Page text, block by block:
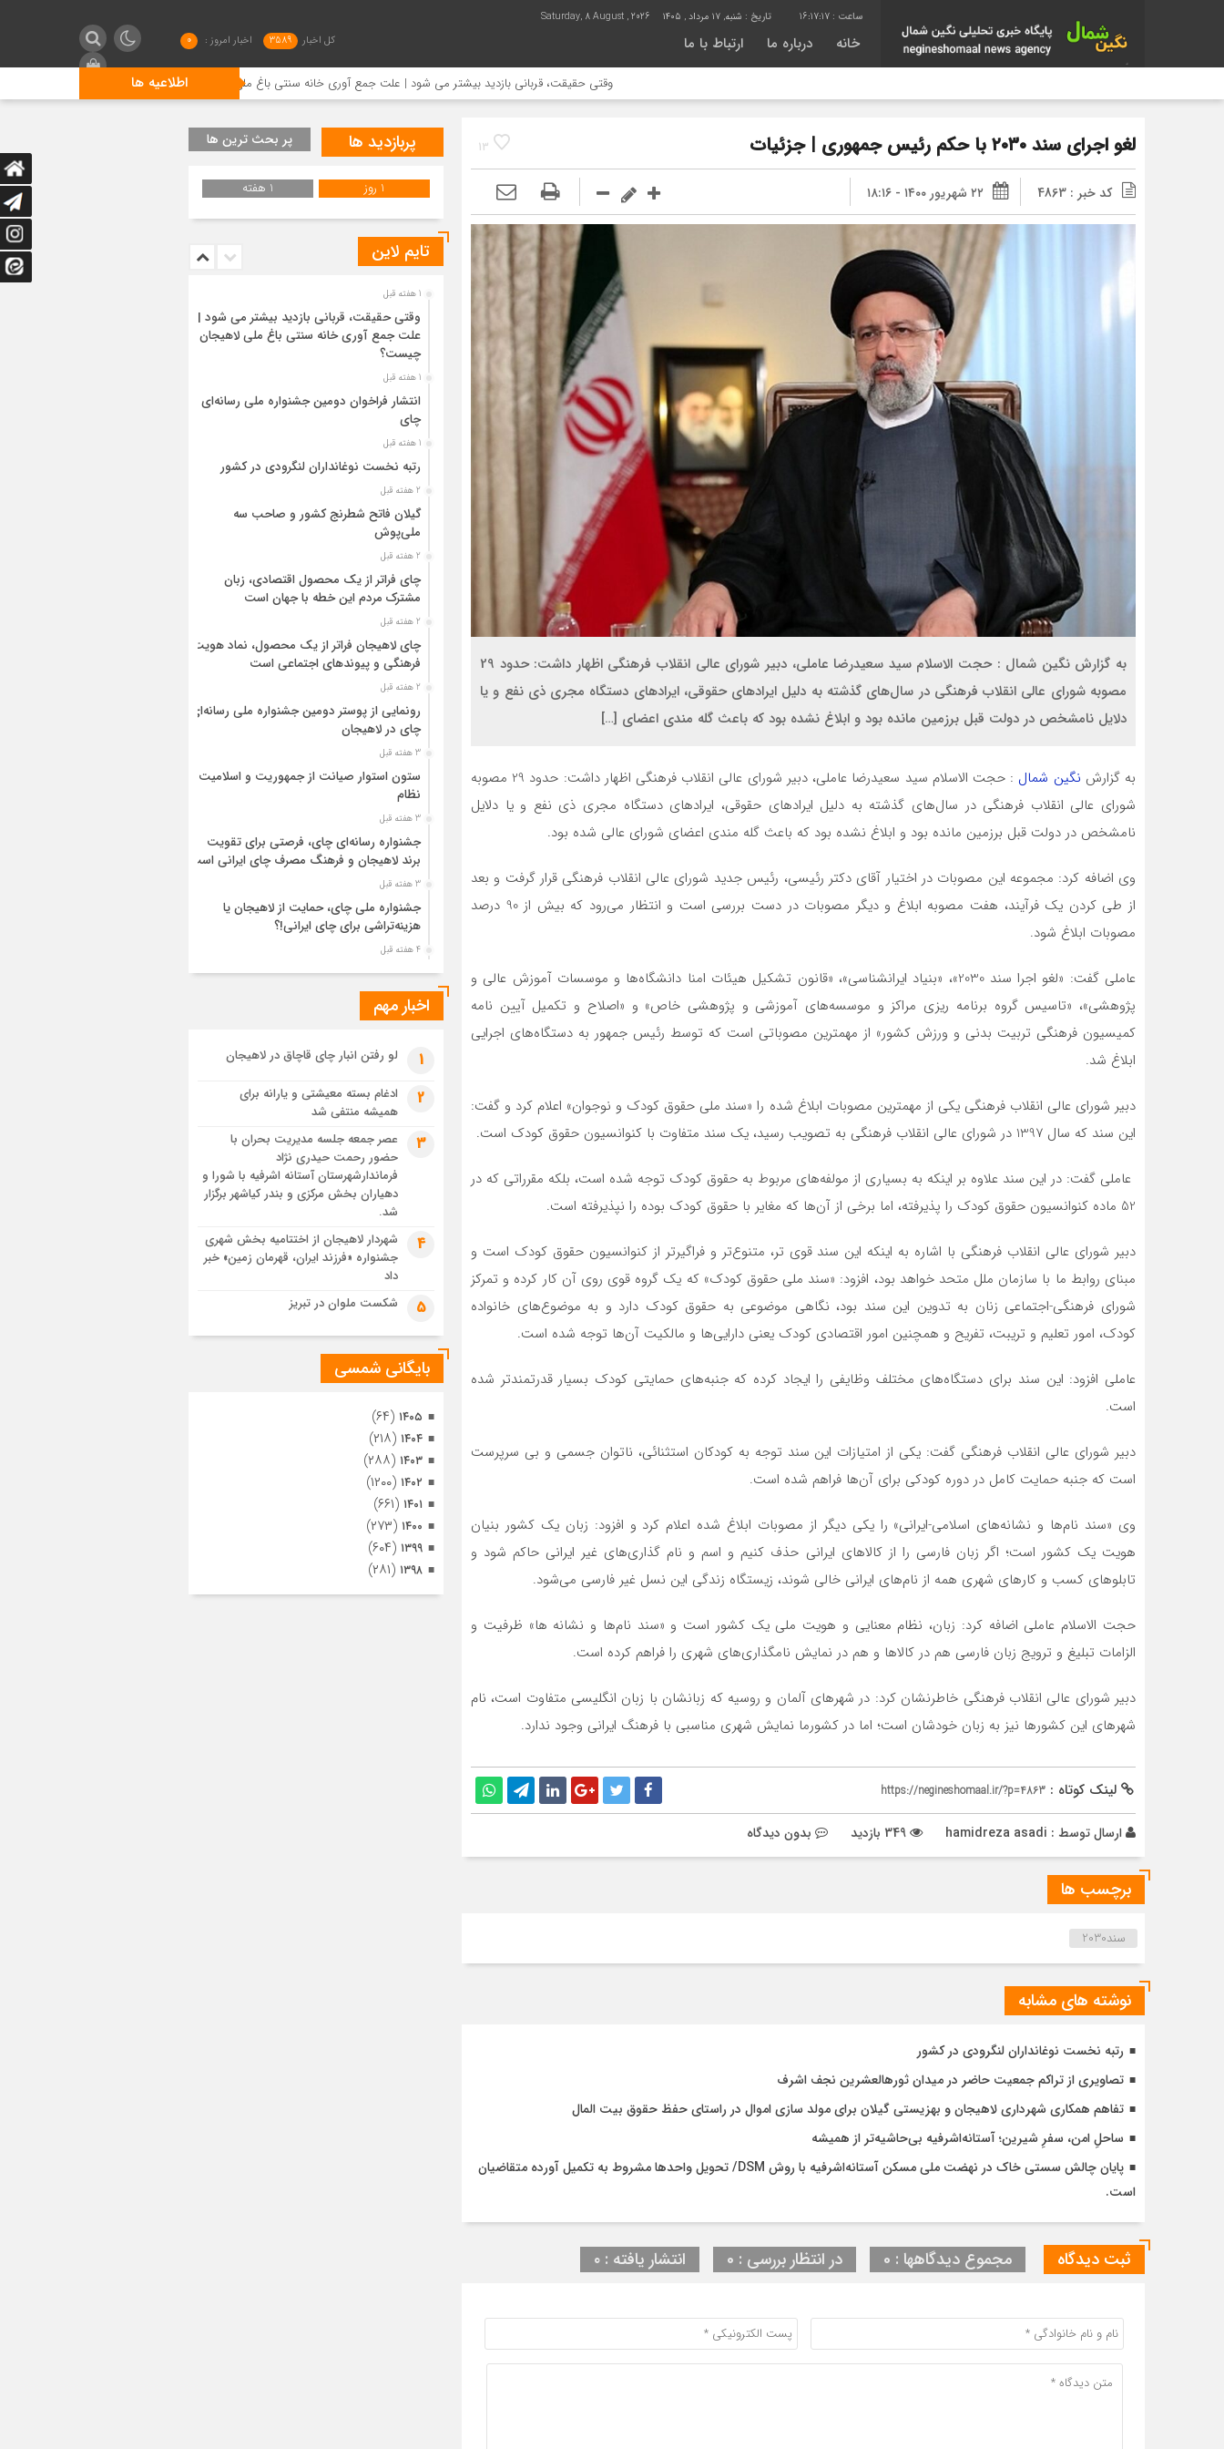
16:17:17 تاریخ : شنبه, ۱۷ مرداد , ۱۴۰۵ Saturday, 8 August , 2026
خانه درباره ما ارتباط با ما کل اخبار 3589 اخبار امروز : 0
اطلاعیه ها وقتی حقیقت، قربانی بازدید بیشتر می شود | علت جمع آوری خانه سنتی باغ ملی لاهیجان چیست؟
13 لغو اجرای سند ۲۰۳۰ با حکم رئیس جمهوری | جزئیات
کد خبر : 4863 ۲۲ شهریور ۱۴۰۰ - ۱۸:۱۶
به گزارش نگین شمال : حجت الاسلام سید سعیدرضا عاملی، دبیر شورای عالی انقلاب فرهنگی اظهار داشت: حدود 29
مصوبه شورای عالی انقلاب فرهنگی در سال‌های گذشته به دلیل ایراد‌های حقوقی، ایراد‌های دستگاه مجری ذی نفع و یا
دلایل نامشخص در دولت قبل برزمین مانده بود و ابلاغ نشده بود که باعث گله مندی اعضای […]
به گزارش نگین شمال
: حجت الاسلام سید سعیدرضا عاملی، دبیر شورای عالی انقلاب فرهنگی اظهار داشت: حدود 29 مصوبه
شورای عالی انقلاب فرهنگی در سال‌های گذشته به دلیل ایراد‌های حقوقی، ایراد‌های دستگاه مجری ذی نفع و یا دلایل
نامشخص در دولت قبل برزمین مانده بود و ابلاغ نشده بود که باعث گله مندی اعضای شورای عالی شده بود.
وی اضافه کرد: مجموعه این مصوبات در اختیار آقای دکتر رئیسی، رئیس جدید شورای عالی انقلاب فرهنگی قرار گرفت و بعد
از طی کردن یک فرآیند، هفت مصوبه ابلاغ و دیگر مصوبات در دست بررسی است و انتظار می‌رود که بیش از 90 درصد
مصوبات ابلاغ شود.
عاملی گفت: «لغو اجرا سند 2030»، «بنیاد ایرانشناسی»، «قانون تشکیل هیئات امنا دانشگاه‌ها و موسسات آموزش عالی و
پژوهشی»، «تاسیس گروه برنامه ریزی مراکز و موسسه‌های آموزشی و پژوهشی خاص» و «اصلاح و تکمیل آیین نامه
کمیسیون فرهنگی تربیت بدنی و ورزش کشور» از مهمترین مصوباتی است که توسط رئیس جمهور به دستگاه‌های اجرایی
ابلاغ شد.
دبیر شورای عالی انقلاب فرهنگی یکی از مهمترین مصوبات ابلاغ شده را «سند ملی حقوق کودک و نوجوان» اعلام کرد و گفت:
این سند که سال 1397 در شورای عالی انقلاب فرهنگی به تصویب رسید، یک سند متفاوت با کنوانسیون حقوق کودک است.
عاملی گفت: در این سند علاوه بر اینکه به بسیاری از مولفه‌های مربوط به حقوق کودک توجه شده است، بلکه مقرراتی که در
52 ماده کنوانسیون حقوق کودک را پذیرفته، اما برخی از آن‌ها که مغایر با حقوق کودک بوده را نپذیرفته است.
دبیر شورای عالی انقلاب فرهنگی با اشاره به اینکه این سند قوی تر، متنوع‌تر و فراگیر‌تر از کنوانسیون حقوق کودک است و
مبنای روابط ما با سازمان ملل متحد خواهد بود، افزود: «سند ملی حقوق کودک» که یک گروه قوی روی آن کار کرده و تمرکز
شورای فرهنگی-اجتماعی زنان به تدوین این سند بود، نگاهی موضوعی به حقوق کودک دارد و به موضوع‌های خانواده
کودک، امور تعلیم و تریبت، تفریح و همچنین امور اقتصادی کودک یعنی دارایی‌ها و مالکیت آن‌ها توجه شده است.
عاملی افزود: این سند برای دستگاه‌های مختلف وظایفی را ایجاد کرده که جنبه‌های حمایتی کودک بسیار قدرتمند‌تر شده
است.
دبیر شورای عالی انقلاب فرهنگی گفت: یکی از امتیازات این سند توجه به کودکان استثنائی، ناتوان جسمی و بی سرپرست
است که جنبه حمایت کامل در دوره کودکی برای آن‌ها فراهم شده است.
وی «سند نام‌ها و نشانه‌های اسلامی-ایرانی» را یکی دیگر از مصوبات ابلاغ شده اعلام کرد و افزود: زبان یک کشور بنیان
هویت یک کشور است؛ اگر زبان فارسی را از کالا‌های ایرانی حذف کنیم و اسم و نام گذاری‌های غیر ایرانی حاکم شود و
تابلو‌های کسب و کار‌های شهری همه از نام‌های ایرانی خالی شوند، زیستگاه زندگی این نسل غیر فارسی می‌شود.
حجت الاسلام عاملی اضافه کرد: زبان، نظام معنایی و هویت ملی یک کشور است و «سند نام‌ها و نشانه ها» ظرفیت و
الزامات تبلیغ و ترویج زبان فارسی هم در کالا‌ها و هم در نمایش نامگذاری‌های شهری را فراهم کرده است.
دبیر شورای عالی انقلاب فرهنگی خاطرنشان کرد: در شهر‌های آلمان و روسیه که زبانشان با زبان انگلیسی متفاوت است، نام
شهر‌های این کشور‌ها نیز به زبان خودشان است؛ اما در کشورما نمایش شهری مناسبی با فرهنگ ایرانی وجود ندارد.
لینک کوتاه : https://negineshomaal.ir/?p=4863
ارسال توسط : hamidreza asadi بدون دیدگاه
برچسب ها
سند2030
نوشته های مشابه
رتبه نخست نوغانداران لنگرودی در کشور
تصاویری از تراکم جمعیت حاضر در میدان ثورهالعشرین نجف اشرف
تفاهم همکاری شهرداری لاهیجان و بهزیستی گیلان برای مولد سازی اموال در راستای حفظ حقوق بیت المال
ساحلِ امن، سفرِ شیرین؛ آستانه‌اشرفیه بی‌حاشیه‌تر از همیشه
پایان چالش سستی خاک در نهضت ملی مسکن آستانه‌اشرفیه با روش DSM/ تحویل واحدها مشروط به تکمیل آورده متقاضیان
است.
ثبت دیدگاه مجموع دیدگاهها : 0 در انتظار بررسی : 0 انتشار یافته : ۰
پربازدید ها پر بحث ترین ها
1 روز 1 هفته
تایم لاین
1 هفته قبل
وقتی حقیقت، قربانی بازدید بیشتر می شود |
علت جمع آوری خانه سنتی باغ ملی لاهیجان
چیست؟
1 هفته قبل
انتشار فراخوان دومین جشنواره ملی رسانه‌ای
چای
1 هفته قبل
رتبه نخست نوغانداران لنگرودی در کشور
2 هفته قبل
گیلان فاتح شطرنج کشور و صاحب سه
ملی‌پوش
2 هفته قبل
چای فراتر از یک محصول اقتصادی، زبان
مشترک مردم این خطه با جهان است
2 هفته قبل
چای لاهیجان فراتر از یک محصول، نماد هویت
فرهنگی و پیوندهای اجتماعی است
2 هفته قبل
رونمایی از پوستر دومین جشنواره ملی رسانه‌ای
چای در لاهیجان
3 هفته قبل
ستون استوار صیانت از جمهوریت و اسلامیت
نظام
3 هفته قبل
جشنواره رسانه‌ای چای، فرصتی برای تقویت
برند لاهیجان و فرهنگ مصرف چای ایرانی است
3 هفته قبل
جشنواره ملی چای، حمایت از لاهیجان یا
هزینه‌تراشی برای چای ایرانی!؟
4 هفته قبل
پیکر مطهر رهبر شهید انقلاب در حرم مطهر
رضوی آرام گرفت
آخر در آستان امام رئوف
تصاویر هوایی مراسم تشییع پیکر مطهر آقای
شهید ایران – مشهد
4 هفته قبل
مراسم تشییع پیکر مطهر آقای شهید ایران –
مشهد
تصاویری از تراکم جمعیت حاضر در میدان
ثورهالعشرین نجف اشرف
اخبار مهم
1 لو رفتن انبار چای قاچاق در لاهیجان
2
ادغام بسته معیشتی و یارانه برای
همیشه منتفی شد
3
عصر جمعه جلسه مدیریت بحران با
حضور رحمت حیدری نژاد
فرماندارشهرستان آستانه اشرفیه با شورا و
دهیاران بخش مرکزی و بندر کیاشهر برگزار
شد.
4
شهردار لاهیجان از اختتامیه بخش شهری
جشنواره «فرزند ایران، قهرمان زمین» خبر
داد
5 شکست ملوان در تبریز
بایگانی شمسی
۱۴۰۵ (۶۴)
۱۴۰۴ (۲۱۸)
۱۴۰۳ (۲۸۸)
۱۴۰۲ (۱۲۰۰)
۱۴۰۱ (۶۶۱)
۱۴۰۰ (۲۷۳)
۱۳۹۹ (۶۰۴)
۱۳۹۸ (۲۸۱)